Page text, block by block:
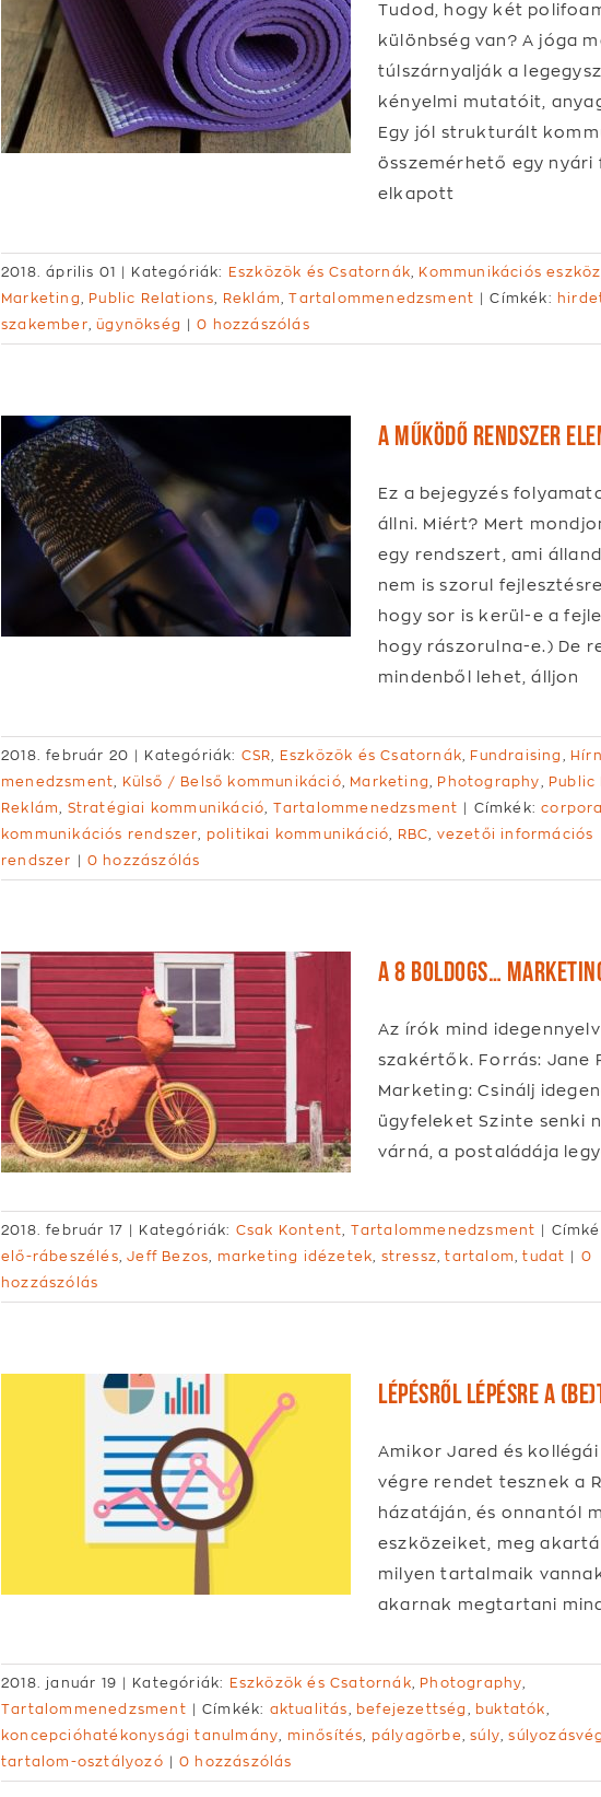
Tudod, hogy két
különbség van? A jóga
túlszárnyalják a
kényelmi mutatóit,
Egy jól strukturált
összemérhető egy
elkapott
2018. április 01 | Kategóriák: Eszközök és Csatornák Kommunikációs eszköz
Marketing
Public Relations Reklám ,Tartalommenedzsment | Címkék:
szakember ,ügynökség | 0 hozzászólás
A működő rendszer
Ez a bejegyzés
állni. Miért? Mert
egy rendszert, ami
nem is szorul
hogy sor is kerül-e a
hogy rászorulna-e.) De
mindenből lehet, álljon
2018. február 20 | Kategóriák: CSR Eszközök és Csatornák Fundraising
menedzsment
Külső / Belső kommunikáció Marketing Photography Public
Reklám
Stratégiai kommunikáció Tartalommenedzsment | Címkék:
kommunikációs rendszer
politikai kommunikáció RBC
vezetői információs
rendszer
| 0 hozzászólás
A 8 boldogs…
Az írók mind
szakértők. Forrás: Jane
Marketing: Csinálj
ügyfeleket Szinte senki
várná, a postaládája
2018. február 17 | Kategóriák: Csak Kontent Tartalommenedzsment |
elő-rábeszélés ,Jeff Bezos marketing idézetek stressz ,tartalom ,tudat |
0
hozzászólás
Lépésről lépésre a
Amikor Jared és
végre rendet tesznek a
házatáján, és onnantól
eszközeiket, meg
milyen tartalmaik
akarnak megtartani
2018. január 19 | Kategóriák: Eszközök és Csatornák Photography
Tartalommenedzsment | Címkék: aktualitás befejezettség buktatók
koncepcióhatékonysági tanulmány
minősítés pályagörbe ,súly ,
tartalom-osztályozó | 0 hozzászólás